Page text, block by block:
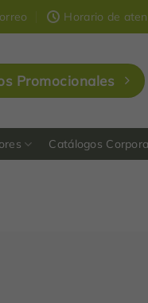
🎁 que dejan huella
Horario de
Promocionales
Catálogos